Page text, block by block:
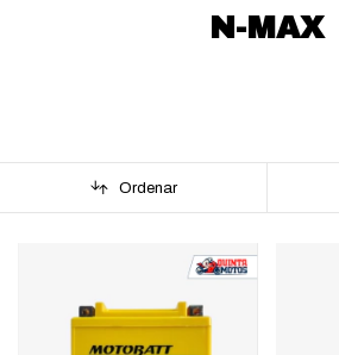
N-MAX
Ordenar